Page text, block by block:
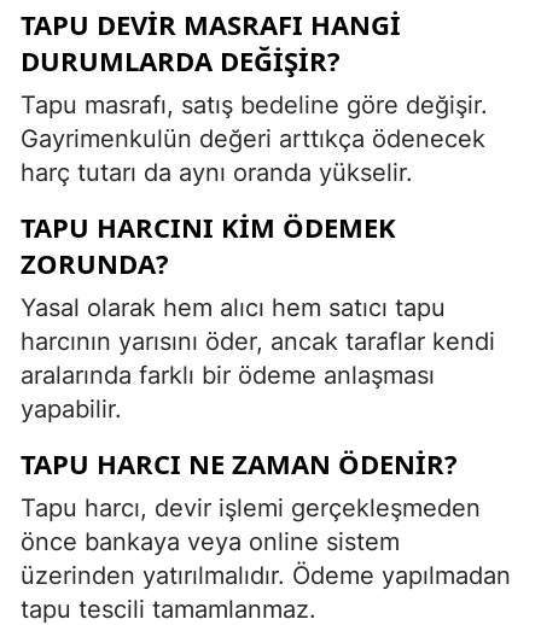
TAPU DEVIR MASRAFI HANGI
DURUMLARDA DEĞIŞIR?
Tapu masrafı, satış bedeline göre değişir.
Gayrimenkulün değeri arttıkça ödenecek
harç tutarı da aynı oranda yükselir.
TAPU HARCINI KIM ÖDEMEK
ZORUNDA?
Yasal olarak hem alıcı hem satıcı tapu
harcının yarısını öder, ancak taraflar kendi
aralarında farklı bir ödeme anlaşması
yapabilir.
TAPU HARCI NE ZAMAN ÖDENIR?
Tapu harcı, devir işlemi gerçekleşmeden
önce bankaya veya online sistem
üzerinden yatırılmalıdır. Ödeme yapılmadan
tapu tescili tamamlanmaz.